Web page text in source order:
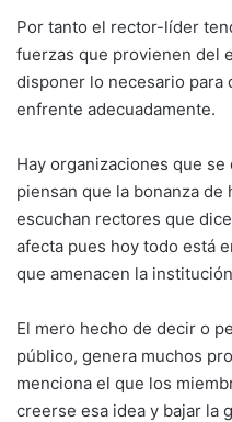
Por tanto el rector-líder
fuerzas que provienen del
disponer lo necesario para
enfrente adecuadamente.
Hay organizaciones que
piensan que la bonanza de
escuchan rectores que
afecta pues hoy todo está
que amenacen la
El mero hecho de decir o
público, genera muchos
menciona el que los
creerse esa idea y bajar la